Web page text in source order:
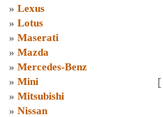
» Lexus
» Lotus
» Maserati
» Mazda
» Mercedes-Benz
» Mini
» Mitsubishi
» Nissan
[